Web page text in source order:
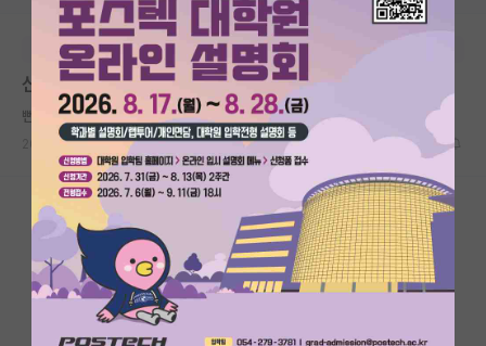
대학원생 모집
국내대학원 정보
연구실&오픈랩
커뮤니티
커뮤니티 홈
전체글보기
베스트 게시판
IF 명예의전당
본문이 수정되지 않는 박제글입니다.
신생랩
뻔뻔한 스티븐 호킹
2026.04.23 3 597